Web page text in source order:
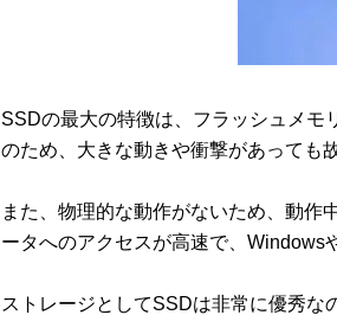
SSDの最大の特徴は、フラッシュメモ
のため、大きな動きや衝撃があっても
また、物理的な動作がないため、動作
ータへのアクセスが高速で、Windows
ストレージとしてSSDは非常に優秀な